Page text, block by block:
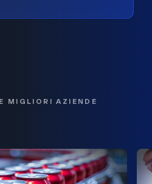
MIGLIORI AZIENDE